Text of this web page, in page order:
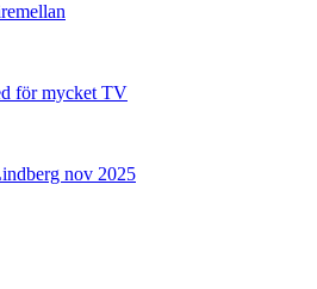
för mycket TV
nov 2025